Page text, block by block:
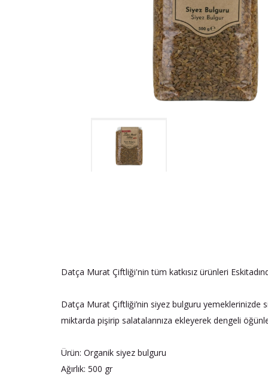
Datça Murat Çiftliği'nin tüm katkısız ürünleri
Datça Murat Çiftliği’nin siyez bulguru
miktarda pişirip salatalarınıza ekleyerek dengeli
Ürün: Organik siyez bulguru
Ağırlık: 500 gr